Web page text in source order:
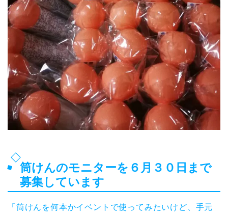
筒けんのモニターを６月３０日まで
募集しています
「筒けんを何本かイベントで使ってみたいけど、手元